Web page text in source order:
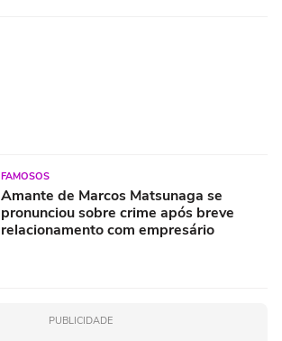
FAMOSOS
Amante de Marcos Matsunaga se
pronunciou sobre crime após breve
relacionamento com empresário
PUBLICIDADE